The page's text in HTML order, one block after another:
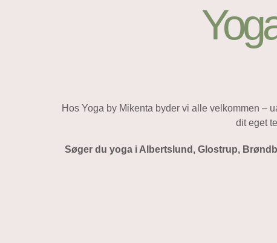
Hos Yoga by Mikenta byder vi alle velkommen –
dit eget
Søger du yoga i Albertslund, Glostrup,